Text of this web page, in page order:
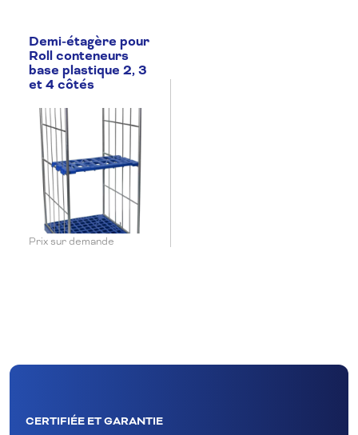
Demi-étagère pour
Roll conteneurs
base plastique 2, 3
et 4 côtés
Prix sur demande
CERTIFIÉE ET GARANTIE